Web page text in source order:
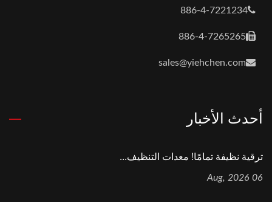
886-4-7221234
886-4-7265265
sales@yiehchen.com
أحدث الأخبار
ترقية نظيفة تمامًا! معدات التنظيف...
06 Aug, 2026